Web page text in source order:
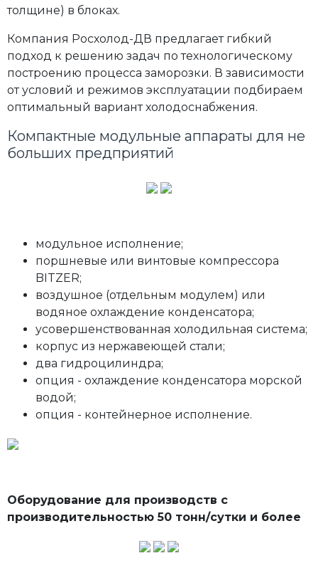
толщине) в блоках.
Компания Росхолод-ДВ предлагает гибкий
подход к решению задач по технологическому
построению процесса заморозки. В зависимости
от условий и режимов эксплуатации подбираем
оптимальный вариант холодоснабжения.
Компактные модульные аппараты для не
больших предприятий
модульное исполнение;
поршневые или винтовые компрессора
BITZER;
воздушное (отдельным модулем) или
водяное охлаждение конденсатора;
усовершенствованная холодильная система;
корпус из нержавеющей стали;
два гидроцилиндра;
опция - охлаждение конденсатора морской
водой;
опция - контейнерное исполнение.
Оборудование для производств с
производительностью 50 тонн/сутки и более